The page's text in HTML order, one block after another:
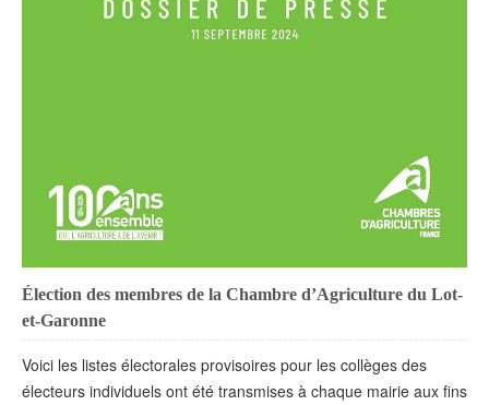
Élection des membres de la Chambre d’Agriculture du Lot-
et-Garonne
Voici les listes électorales provisoires pour les collèges des
électeurs individuels ont été transmises à chaque mairie aux fins